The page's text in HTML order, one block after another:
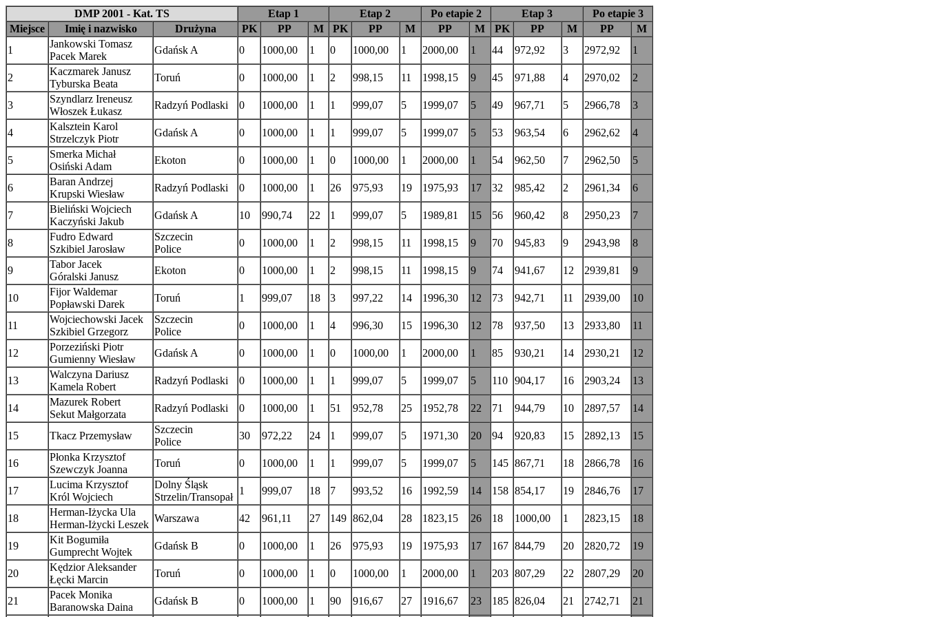
DMP 2001 - Kat. TS Etap 1 Etap 2 Po etapie 2 Etap 3
Po etapie 3
Miejsce
Imię i nazwisko Drużyna PK PP M PK PP M PP M PK PP M PP
M
1
Jankowski Tomasz
Pacek Marek
Gdańsk A 0 1000,00 1 0 1000,00 1 2000,00 1 44 972,92 3 2972,92 1
2
Kaczmarek Janusz
Tyburska Beata
Toruń 0 1000,00 1 2 998,15 11 1998,15 9 45 971,88 4 2970,02 2
3
Szyndlarz Ireneusz
Włoszek Łukasz
Radzyń Podlaski 0 1000,00 1 1 999,07 5 1999,07 5 49 967,71 5 2966,78 3
4
Kalsztein Karol
Strzelczyk Piotr
Gdańsk A 0 1000,00 1 1 999,07 5 1999,07 5 53 963,54 6 2962,62 4
5
Smerka Michał
Osiński Adam
Ekoton 0 1000,00 1 0 1000,00 1 2000,00 1 54 962,50 7 2962,50 5
6
Baran Andrzej
Krupski Wiesław
Radzyń Podlaski 0 1000,00 1 26 975,93 19 1975,93 17 32 985,42 2 2961,34 6
7
Bieliński Wojciech
Kaczyński Jakub
Gdańsk A 10 990,74 22 1 999,07 5 1989,81 15 56 960,42 8 2950,23 7
8
Fudro Edward
Szkibiel Jarosław
Szczecin
Police
0 1000,00 1 2 998,15 11 1998,15 9 70 945,83 9 2943,98 8
9
Tabor Jacek
Góralski Janusz
Ekoton 0 1000,00 1 2 998,15 11 1998,15 9 74 941,67 12 2939,81 9
10
Fijor Waldemar
Popławski Darek
Toruń 1 999,07 18 3 997,22 14 1996,30 12 73 942,71 11 2939,00 10
11
Wojciechowski Jacek
Szkibiel Grzegorz
Szczecin
Police
0 1000,00 1 4 996,30 15 1996,30 12 78 937,50 13 2933,80 11
12
Porzeziński Piotr
Gumienny Wiesław
Gdańsk A 0 1000,00 1 0 1000,00 1 2000,00 1 85 930,21 14 2930,21 12
13
Walczyna Dariusz
Kamela Robert
Radzyń Podlaski 0 1000,00 1 1 999,07 5 1999,07 5 110 904,17 16 2903,24 13
14
Mazurek Robert
Sekut Małgorzata
Radzyń Podlaski 0 1000,00 1 51 952,78 25 1952,78 22 71 944,79 10 2897,57 14
15 Tkacz Przemysław
Szczecin
Police
30 972,22 24 1 999,07 5 1971,30 20 94 920,83 15 2892,13 15
16
Płonka Krzysztof
Szewczyk Joanna
Toruń 0 1000,00 1 1 999,07 5 1999,07 5 145 867,71 18 2866,78 16
17
Lucima Krzysztof
Król Wojciech
Dolny Śląsk
Strzelin/Transopał
1 999,07 18 7 993,52 16 1992,59 14 158 854,17 19 2846,76 17
18
Herman-Iżycka Ula
Herman-Iżycki Leszek
Warszawa 42 961,11 27 149 862,04 28 1823,15 26 18 1000,00 1 2823,15 18
19
Kit Bogumiła
Gumprecht Wojtek
Gdańsk B 0 1000,00 1 26 975,93 19 1975,93 17 167 844,79 20 2820,72 19
20
Kędzior Aleksander
Łęcki Marcin
Toruń 0 1000,00 1 0 1000,00 1 2000,00 1 203 807,29 22 2807,29 20
21
Pacek Monika
Baranowska Daina
Gdańsk B 0 1000,00 1 90 916,67 27 1916,67 23 185 826,04 21 2742,71
21